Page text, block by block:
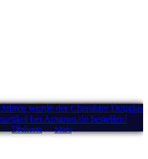
wurde der Charakter Douglas
bei Amazon.de bestellen!
Drehorte Stars